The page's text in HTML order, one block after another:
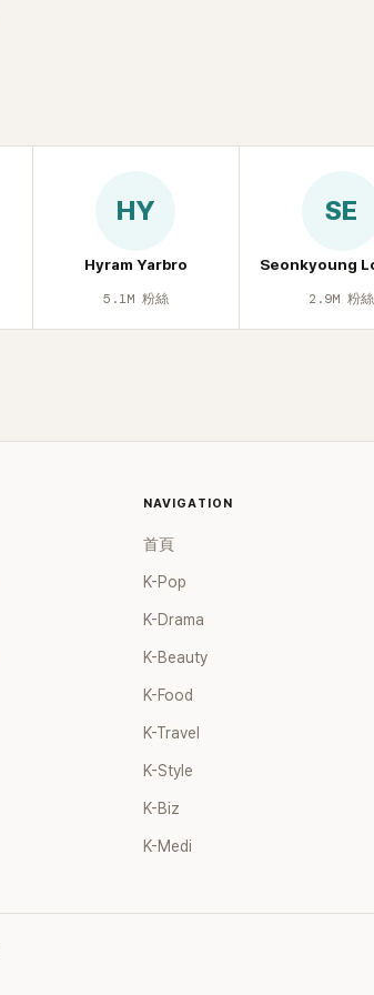
HY
Hyram Yarbro
5.1M 粉絲
SE
Seonkyoung
2.9M 粉絲
NAVIGATION
首頁
K-Pop
K-Drama
K-Beauty
K-Food
K-Travel
K-Style
K-Biz
K-Medi